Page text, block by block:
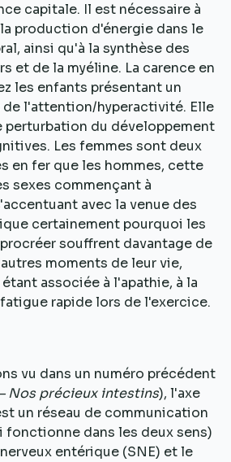
capitale. Il est nécessaire à
production d'énergie dans le
ainsi qu'à la synthèse des
et de la myéline. La carence en
les enfants présentant un
l'attention/hyperactivité. Elle
perturbation du développement
Les femmes sont deux
en fer que les hommes, cette
sexes commençant à
avec la venue des
certainement pourquoi les
souffrent davantage de
moments de leur vie,
associée à l'apathie, à la
rapide lors de l'exercice.
vu dans un numéro précédent
– Nos précieux intestins), l'axe
un réseau de communication
dans les deux sens)
entérique (SNE) et le